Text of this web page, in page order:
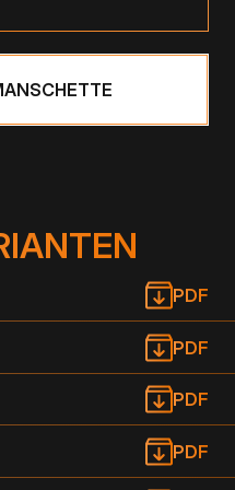
PDF
PDF
PDF
PDF